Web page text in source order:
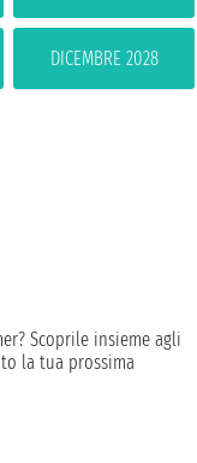
DICEMBRE 2028
Scoprile insieme agli
la tua prossima